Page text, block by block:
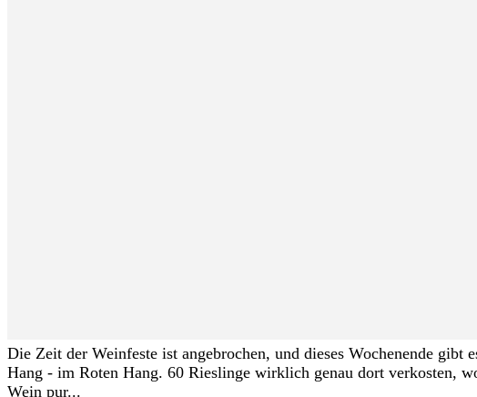
Die Zeit der Weinfeste ist angebrochen, und dieses Wochenende
Hang - im Roten Hang. 60 Rieslinge wirklich genau dort verkosten,
Wein pur...